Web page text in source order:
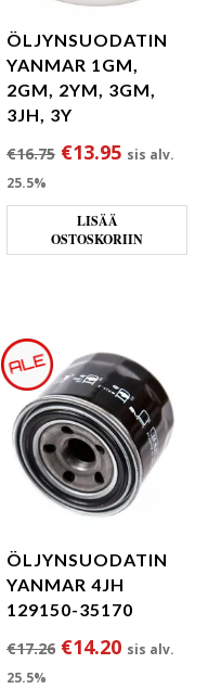
ÖLJYNSUODATIN
YANMAR 1GM,
2GM, 2YM, 3GM,
3JH, 3Y
€16.75 Alkuperäinen
€13.95Nykyinen
sis alv.
25.5%
LISÄÄ
OSTOSKORIIN
oli: €35.00.
on: €19.00.
ÖLJYNSUODATIN
YANMAR 4JH
129150-35170
€17.26 Alkuperäinen
€14.20Nykyinen
sis alv.
25.5%